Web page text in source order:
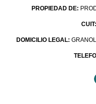
PROPIEDAD DE:
CUIT:
DOMICILIO LEGAL: